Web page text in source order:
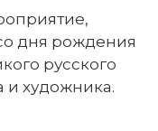
дня рождения
русского
и художника.